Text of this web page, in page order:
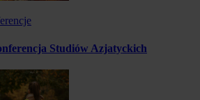
Studiów Azjatyckich